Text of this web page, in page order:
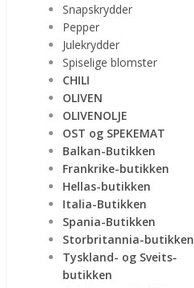
Snapskrydder
Pepper
Julekrydder
Spiselige blomster
CHILI
OLIVEN
OLIVENOLJE
OST og SPEKEMAT
Balkan-Butikken
Frankrike-butikken
Hellas-butikken
Italia-Butikken
Spania-Butikken
Storbritannia-butikken
Tyskland- og Sveits-
butikken